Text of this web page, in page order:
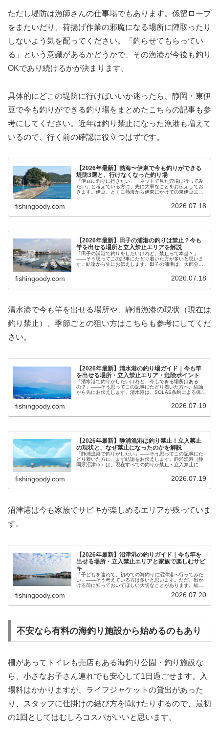
ただし堤防は漁師さんの仕事場でもあります。係留ロープ
をまたいだり、荷揚げ作業の邪魔になる場所に陣取ったり
しないよう気を配ってください。「釣らせてもらってい
る」という意識があるかどうかで、その漁港が今後も釣り
OKであり続けるかが決まります。
具体的にどこの堤防に行けばいいか迷ったら、静岡・東伊
豆で今も釣りができる釣り場をまとめたこちらの記事も参
考にしてください。近年は釣り禁止になった漁港も増えて
いるので、行く前の確認に役立つはずです。
【2026年最新】熱海〜伊東で今も釣りができる
堤防3選と、行けなくなった釣り場
「伊豆に釣りに行きたい」「ネットで見た穴場に行ってみ
たい」と考えている方に、先に大事なことをお伝えしてお
きます。伊豆、とくに熱海から伊東にかけての東伊豆エリ
fishingoody.com 2026.07.18
【2026年最新】田子の浦港の釣りは禁止？今も
竿を出せる場所と立入禁止エリアを解説
「田子の浦港で釣りをしたいけれど、禁止って本当？」
——そう思ってこの記事にたどり着いた方が多いと思いま
す。結論から先にお伝えします。田子の浦港は、大部分が
fishingoody.com 2026.07.18
清水港で今も竿を出せる場所や、静浦漁港の現状（現在は
釣り禁止）、季節ごとの狙い方はこちらも参考にしてくだ
さい。
【2026年最新】清水港の釣り場ガイド｜今も竿
を出せる場所・立入禁止エリア・危険ポイント
「清水港で釣りがしたいけれど、今もできる場所はある
の？」——そう思ってこの記事にたどり着いた方へ。結論
から先にお伝えします。清水港は、SOLAS条約による保安
fishingoody.com 2026.07.19
【2026年最新】静浦漁港は釣り禁止！立入禁止
の現状と、なぜ禁止になったのかを解説
「静浦漁港で釣りがしたい」——そう思ってこの記事にた
どり着いた方に、まず結論をお伝えします。静浦漁港（静
岡県沼津市）は、現在すべての釣りが禁止・立入禁止にな
fishingoody.com 2026.07.19
沼津港は今も家族でサビキが楽しめるエリアが残っていま
す。
【2026年最新】沼津港の釣りガイド｜今も竿を
出せる場所・立入禁止エリアと家族で楽しむサビ
キ
「子どもを連れて、初めての海釣りに沼津港へ行ってみた
い」——そう考えている方は多いと思います。ただ、出か
ける前に知っておいてほしい大切なことがあります。結論
fishingoody.com 2026.07.20
不安なら有料の海釣り施設から始めるのもあり
柵があってトイレも売店もある海釣り公園・釣り施設な
ら、小さなお子さん連れでも安心して1日過ごせます。入
場料はかかりますが、ライフジャケットの貸出があった
り、スタッフに仕掛けの結び方を聞けたりするので、最初
の1回としてはむしろコスパがいいと思います。